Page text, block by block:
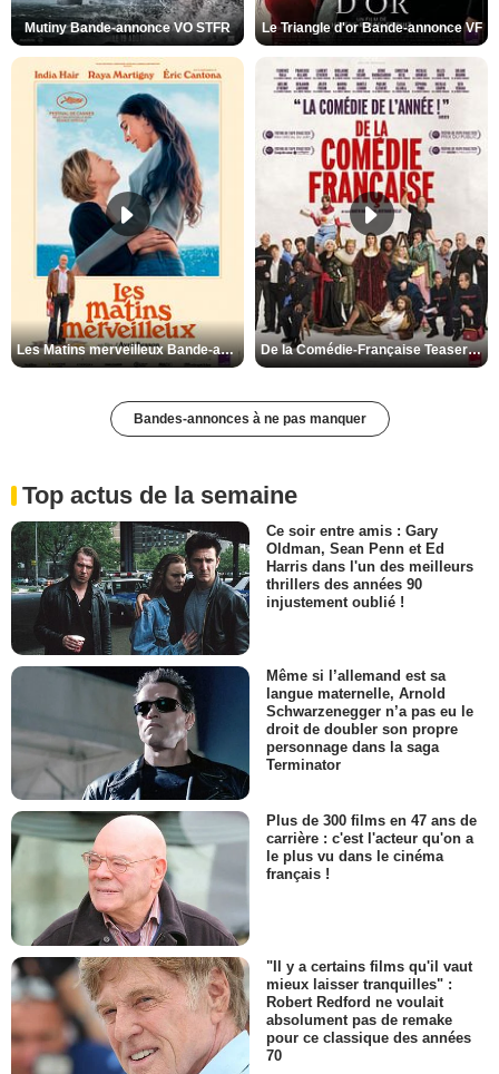
Mutiny Bande-annonce VO STFR Le Triangle d'or Bande-annonce VF
Les Matins merveilleux Bande-annonce VF De la Comédie-Française Teaser VF
Bandes-annonces à ne pas manquer
Top actus de la semaine
Ce soir entre amis : Gary
Oldman, Sean Penn et Ed
Harris dans l'un des meilleurs
thrillers des années 90
injustement oublié !
Même si l’allemand est sa
langue maternelle, Arnold
Schwarzenegger n’a pas eu le
droit de doubler son propre
personnage dans la saga
Terminator
Plus de 300 films en 47 ans de
carrière : c'est l'acteur qu'on a
le plus vu dans le cinéma
français !
"Il y a certains films qu'il vaut
mieux laisser tranquilles" :
Robert Redford ne voulait
absolument pas de remake
pour ce classique des années
70